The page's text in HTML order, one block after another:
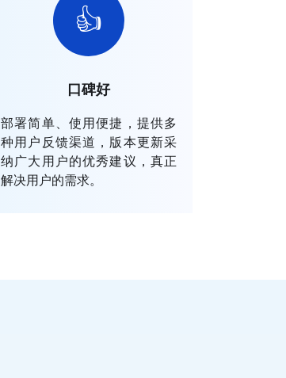
👍
口碑好
部署简单、使用便捷，提供多
种用户反馈渠道，版本更新采
纳广大用户的优秀建议，真正
解决用户的需求。